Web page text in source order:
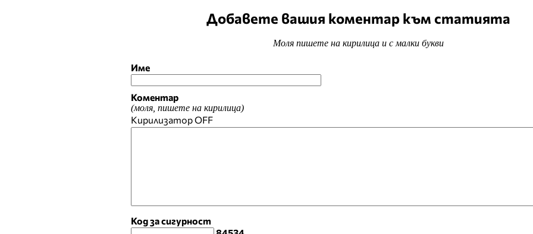
Добавете вашия коментар към статията
Моля пишете на кирилица и с малки букви
Име
Коментар
(моля, пишете на кирилица)
КирилизаторOFF
Код за сигурност